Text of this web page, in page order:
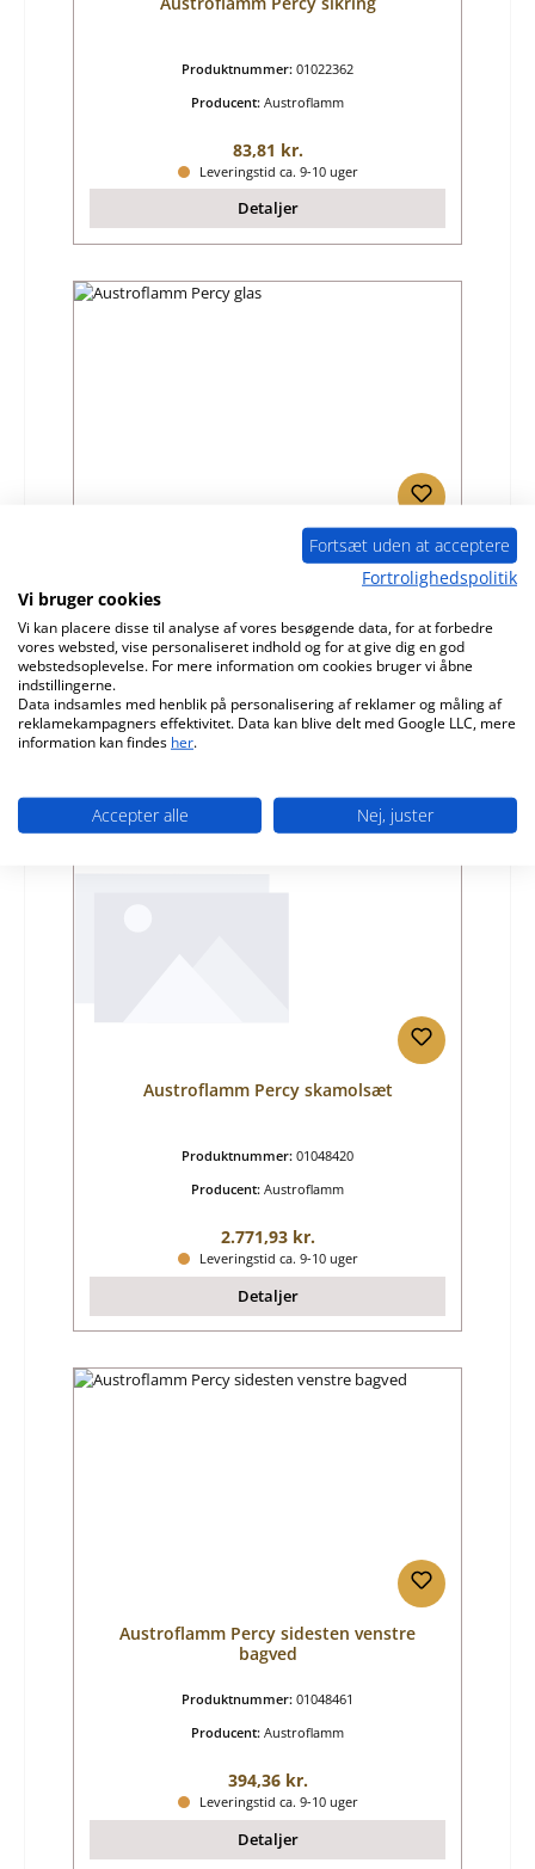
Produktnummer: 01022362
Producent: Austroflamm
Almindelig pris:
83,81 kr.
Leveringstid ca. 9-10 uger
Detaljer
Austroflamm Percy glas
Producent:Austroflamm
Almindelig pris:
2.264,93 kr.
Leveringstid ca. 9-10 uger
Austroflamm Percy skamolsæt
Produktnummer: 01048420
Producent: Austroflamm
Almindelig pris:
2.771,93 kr.
Leveringstid ca. 9-10 uger
Detaljer
Austroflamm Percy sidesten venstre
bagved
Produktnummer: 01048461
Producent: Austroflamm
Almindelig pris:
394,36 kr.
Leveringstid ca. 9-10 uger
Detaljer
Fortsæt uden at acceptere
Fortrolighedspolitik
Vi bruger cookies
Vi kan placere disse til analyse af vores besøgende data, for at forbedre
vores websted, vise personaliseret indhold og for at give dig en god
webstedsoplevelse. For mere information om cookies bruger vi åbne
indstillingerne.
Data indsamles med henblik på personalisering af reklamer og måling af
reklamekampagners effektivitet. Data kan blive delt med Google LLC, mere
information kan findes her.
Accepter alle Nej, juster